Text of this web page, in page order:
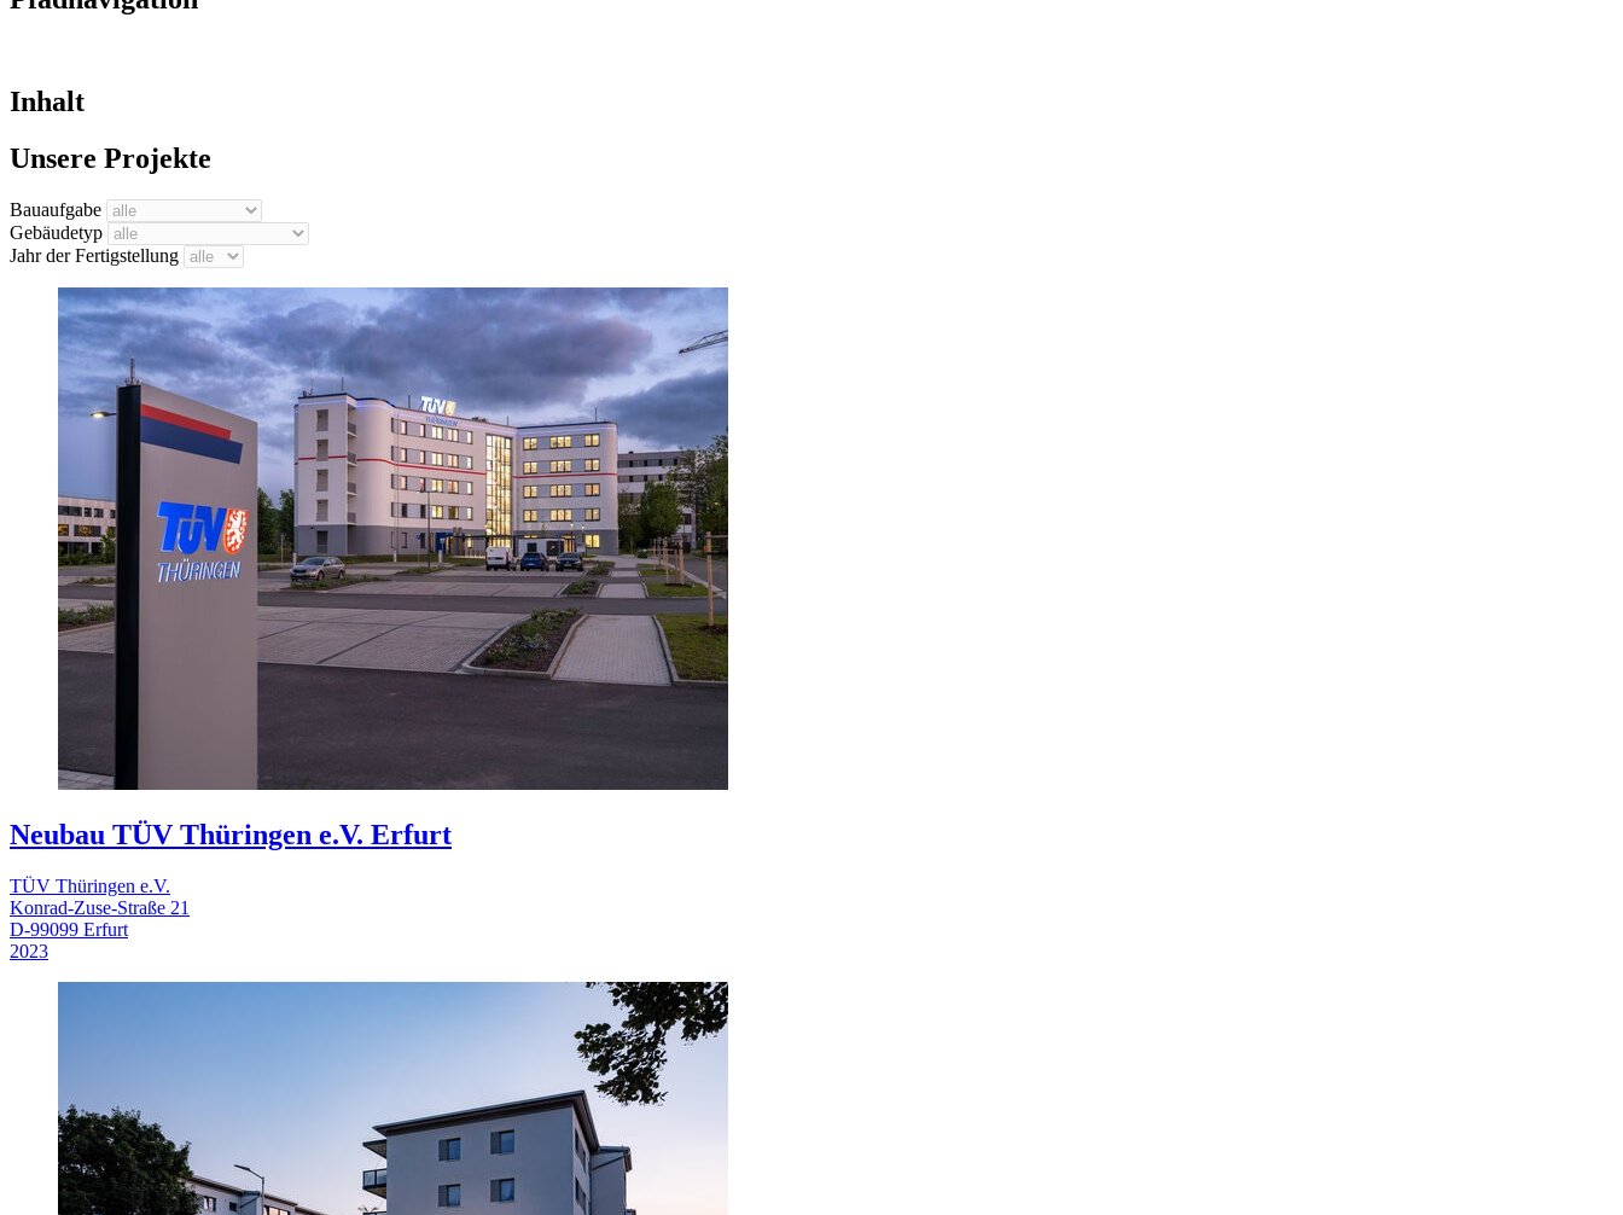
Inhalt
Unsere Projekte
Bauaufgabe
Gebäudetyp
Jahr der Fertigstellung
Neubau TÜV Thüringen e.V. Erfurt
TÜV Thüringen e.V.
Konrad-Zuse-Straße 21
D-99099 Erfurt
2023